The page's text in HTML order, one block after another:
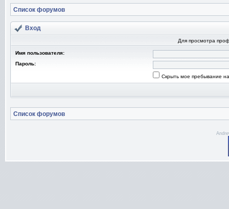
Список форумов
Вход
Для просмотра
Имя пользователя:
Пароль:
Скрыть мое пребывание
Список форумов